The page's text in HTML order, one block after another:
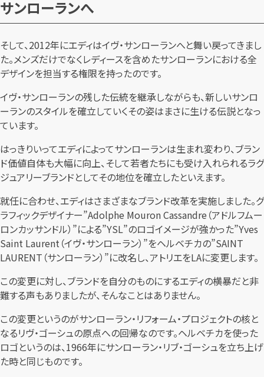
サンローランへ
そして、2012年にエディはイヴ・サンローランへと舞い戻ってきまし
た。メンズだけでなくレディースを含めたサンローランにおける全
デザインを担当する権限を持ったのです。
イヴ・サンローランの残した伝統を継承しながらも、新しいサンロ
ーランのスタイルを確立していくその姿はまさに生ける伝説となっ
ています。
はっきりいってエディによってサンローランは生まれ変わり、ブラン
ド価値自体も大幅に向上、そして若者たちにも受け入れられるラグ
ジュアリーブランドとしてその地位を確立したといえます。
就任に合わせ、エディはさまざまなブランド改革を実施しました。グ
ラフィックデザイナー”Adolphe Mouron Cassandre（アドルフムー
ロンカッサンドル）”による”YSL”のロゴイメージが強かった”Yves
Saint Laurent（イヴ・サンローラン）”をヘルベチカの”SAINT
LAURENT（サンローラン）”に改名し、アトリエをLAに変更します。
この変更に対し、ブランドを自分のものにするエディの横暴だと非
難する声もありましたが、そんなことはありません。
この変更というのがサンローラン・リフォーム・プロジェクトの核と
なるリヴ・ゴーシュの原点への回帰なのです。ヘルベチカを使った
ロゴというのは、1966年にサンローラン・リブ・ゴーシュを立ち上げ
た時と同じものです。